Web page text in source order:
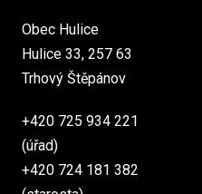
Obec Hulice
Hulice 33, 257 63
Trhový Štěpánov
+420 725 934 221
(úřad)
+420 724 181 382